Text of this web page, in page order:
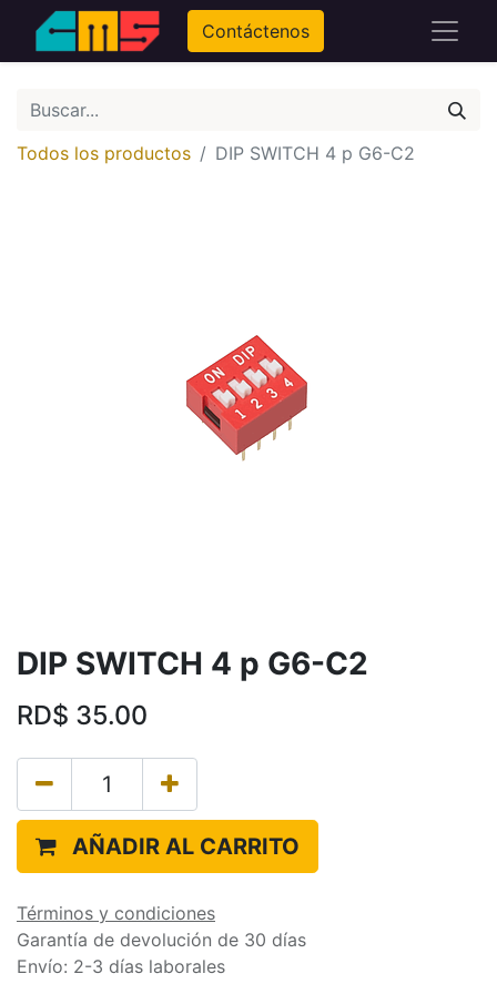
Contáctenos
Todos los productos DIP SWITCH 4 p G6-C2
DIP SWITCH 4 p G6-C2
RD$ 35.00
AÑADIR AL CARRITO
Términos y condiciones
Garantía de devolución de 30 días
Envío: 2-3 días laborales